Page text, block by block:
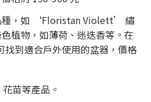
種，如 ‘Floristan Violett’ 繡
植物，如薄荷、迷迭香等。在
找到適合戶外使用的盆器，價格
苗等產品。